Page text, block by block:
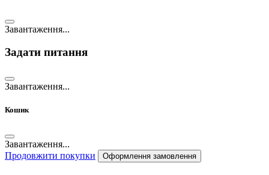
Завантаження...
Задати питання
Завантаження...
Кошик
Завантаження...
Продовжити покупки
Оформлення замовлення